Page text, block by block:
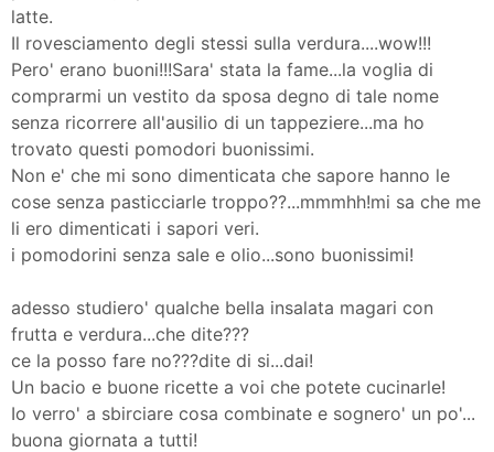
latte.
Il rovesciamento degli stessi sulla verdura....wow!!!
Pero' erano buoni!!!Sara' stata la fame...la voglia di
comprarmi un vestito da sposa degno di tale nome
senza ricorrere all'ausilio di un tappeziere...ma ho
trovato questi pomodori buonissimi.
Non e' che mi sono dimenticata che sapore hanno le
cose senza pasticciarle troppo??...mmmhh!mi sa che me
li ero dimenticati i sapori veri.
i pomodorini senza sale e olio...sono buonissimi!
adesso studiero' qualche bella insalata magari con
frutta e verdura...che dite???
ce la posso fare no???dite di si...dai!
Un bacio e buone ricette a voi che potete cucinarle!
Io verro' a sbirciare cosa combinate e sognero' un po'...
buona giornata a tutti!